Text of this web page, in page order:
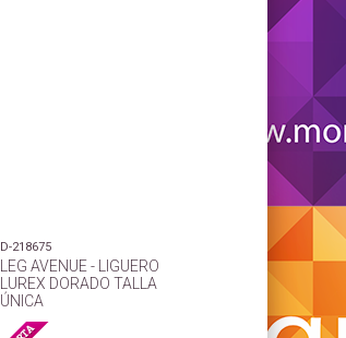
D-218675
LEG AVENUE - LIGUERO
LUREX DORADO TALLA
ÚNICA